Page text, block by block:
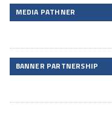
MEDIA PATHNER
BANNER PARTNERSHIP